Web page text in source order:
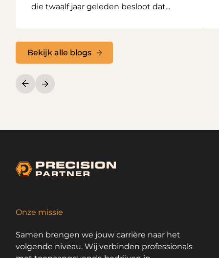
die twaalf jaar geleden besloot dat...
Bekijk alle blogs
Onze missie
Samen brengen we jouw carrière naar het
volgende niveau. Wij verbinden professionals